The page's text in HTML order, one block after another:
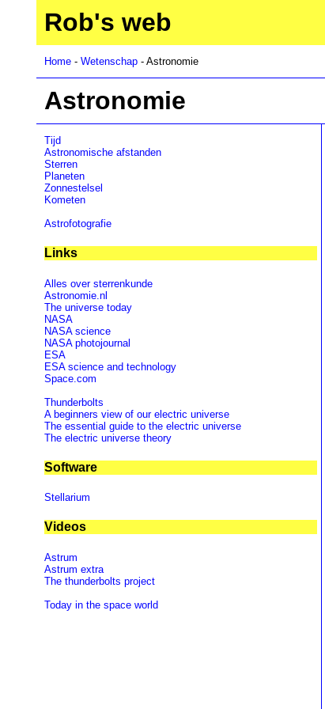
Rob's web
Home- Wetenschap- Astronomie
Astronomie
Tijd
Astronomische afstanden
Sterren
Planeten
Zonnestelsel
Kometen
Astrofotografie
Links
Alles over sterrenkunde
Astronomie.nl
The universe today
NASA
NASA science
NASA photojournal
ESA
ESA science and technology
Space.com
Thunderbolts
A beginners view of our electric universe
The essential guide to the electric universe
The electric universe theory
Software
Stellarium
Videos
Astrum
Astrum extra
The thunderbolts project
Today in the space world